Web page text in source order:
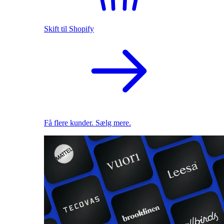
Skift til Shopify
Få flere kunder. Sælg mere.